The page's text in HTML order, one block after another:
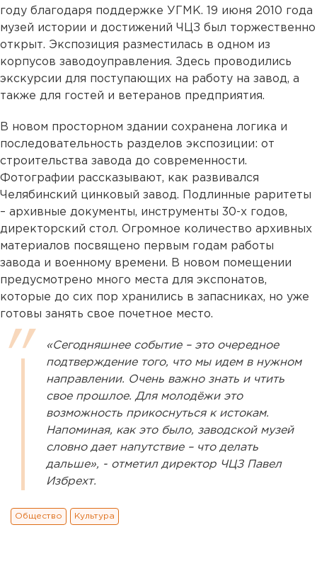
году благодаря поддержке УГМК. 19 июня 2010 года
музей истории и достижений ЧЦЗ был торжественно
открыт. Экспозиция разместилась в одном из
корпусов заводоуправления. Здесь проводились
экскурсии для поступающих на работу на завод, а
также для гостей и ветеранов предприятия.
В новом просторном здании сохранена логика и
последовательность разделов экспозиции: от
строительства завода до современности.
Фотографии рассказывают, как развивался
Челябинский цинковый завод. Подлинные раритеты
– архивные документы, инструменты 30-х годов,
директорский стол. Огромное количество архивных
материалов посвящено первым годам работы
завода и военному времени. В новом помещении
предусмотрено много места для экспонатов,
которые до сих пор хранились в запасниках, но уже
готовы занять свое почетное место.
«Сегодняшнее событие – это очередное
подтверждение того, что мы идем в нужном
направлении. Очень важно знать и чтить
свое прошлое. Для молодёжи это
возможность прикоснуться к истокам.
Напоминая, как это было, заводской музей
словно дает напутствие – что делать
дальше», - отметил директор ЧЦЗ Павел
Избрехт.
Общество Культура